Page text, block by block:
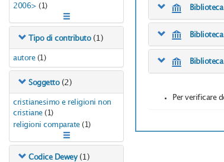
2006> (1)
Tipo di contributo (1)
autore (1)
Soggetto (2)
cristianesimo e religioni non
cristiane (1)
religioni comparate (1)
Codice Dewey (1)
Per verificare